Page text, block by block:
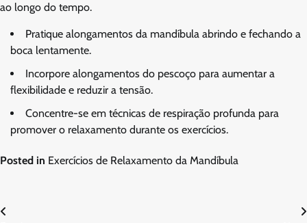
ao longo do tempo.
Pratique alongamentos da mandíbula abrindo e fechando a
boca lentamente.
Incorpore alongamentos do pescoço para aumentar a
flexibilidade e reduzir a tensão.
Concentre-se em técnicas de respiração profunda para
promover o relaxamento durante os exercícios.
Posted in Exercícios de Relaxamento da Mandíbula
Post